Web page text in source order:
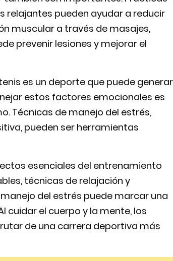
relajantes pueden ayudar a reducir
muscular a través de masajes,
prevenir lesiones y mejorar el
es un deporte que puede generar
estos factores emocionales es
Técnicas de manejo del estrés,
pueden ser herramientas
esenciales del entrenamiento
técnicas de relajación y
del estrés puede marcar una
cuidar el cuerpo y la mente, los
de una carrera deportiva más